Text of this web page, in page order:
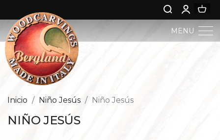
MENU
PESEBRE BERGLAND
ARTE SACRO
ARTE PROFANA
Inicio Niño Jesús Niño Jesús
NIÑO JESÚS